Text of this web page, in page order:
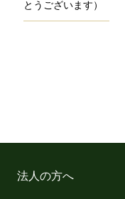
とうございます）
法人の方へ